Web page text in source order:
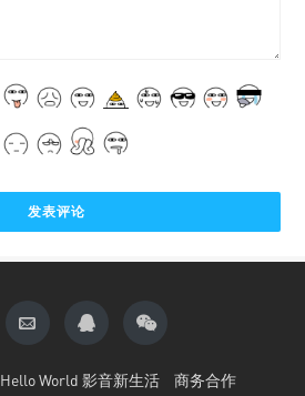
Hello World 影音新生活 商务合作